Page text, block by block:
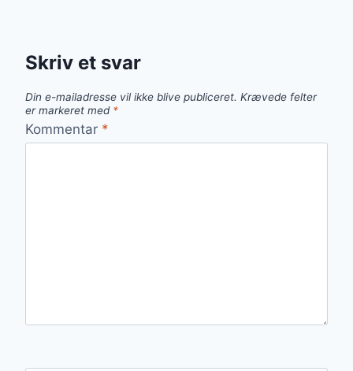
Skriv et svar
Din e-mailadresse vil ikke blive publiceret. Krævede felter
er markeret med *
Kommentar *